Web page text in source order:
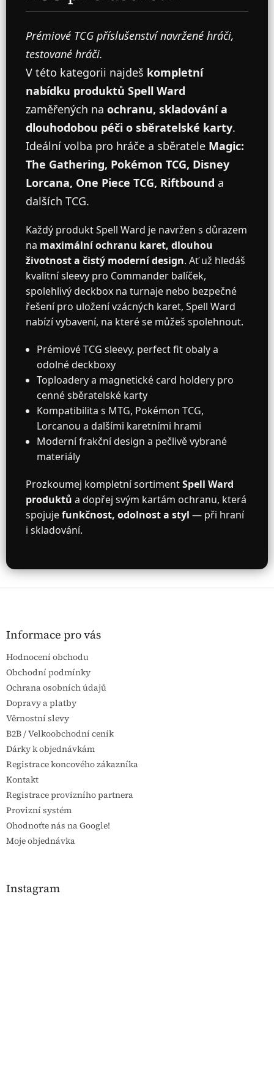
v
y
v
p
i
s
u
Prémiové TCG příslušenství navržené hráči,
testované hráči.
V této kategorii najdeš kompletní
nabídku produktů Spell Ward
zaměřených na ochranu, skladování a
dlouhodobou péči o sběratelské karty.
Ideální volba pro hráče a sběratele Magic:
The Gathering, Pokémon TCG, Disney
Lorcana, One Piece TCG, Riftbound a
dalších TCG.
Každý produkt Spell Ward je navržen s důrazem
na maximální ochranu karet, dlouhou
životnost a čistý moderní design. Ať už hledáš
kvalitní sleevy pro Commander balíček,
spolehlivý deckbox na turnaje nebo bezpečné
řešení pro uložení vzácných karet, Spell Ward
nabízí vybavení, na které se můžeš spolehnout.
Prémiové TCG sleevy, perfect fit obaly a
odolné deckboxy
Toploadery a magnetické card holdery pro
cenné sběratelské karty
Kompatibilita s MTG, Pokémon TCG,
Lorcanou a dalšími karetními hrami
Moderní frakční design a pečlivě vybrané
materiály
Prozkoumej kompletní sortimentSpell Ward
produktů a dopřej svým kartám ochranu, která
spojujefunkčnost, odolnost a styl — při hraní
i skladování.
Z
Informace pro vás
Hodnocení obchodu
Obchodní podmínky
Ochrana osobních údajů
Dopravy a platby
Věrnostní slevy
B2B / Velkoobchodní ceník
Dárky k objednávkám
Registrace koncového zákazníka
Kontakt
Registrace provizního partnera
Provizní systém
Ohodnoťte nás na Google!
Moje objednávka
Instagram